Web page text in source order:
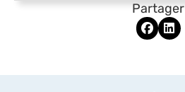
Partager